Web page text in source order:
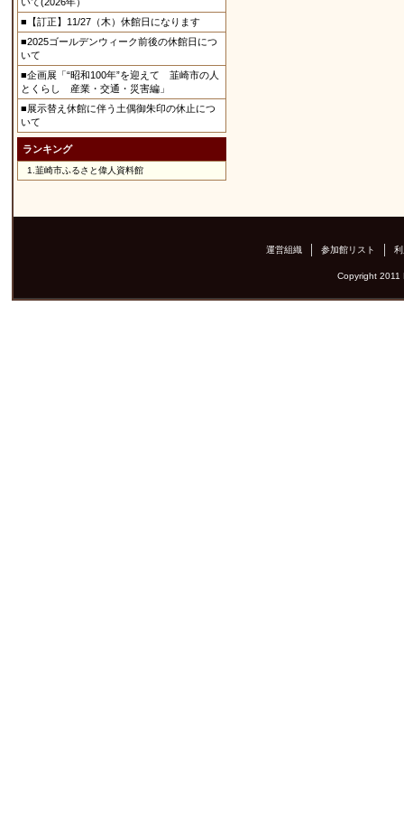
■【訂正】11/27（木）休館日になります
■2025ゴールデンウィーク前後の休館日につ
いて
■企画展「“昭和100年”を迎えて 韮崎市の人
とくらし 産業・交通・災害編」
■展示替え休館に伴う土偶御朱印の休止につ
いて
ランキング
1. 韮崎市ふるさと偉人資料館
運営組織 参加館リスト
Copyright 2011